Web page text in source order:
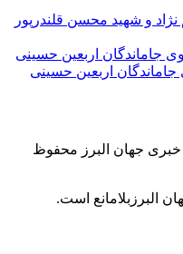
و شهید محسن قلندرپور
اربعین حسینی
خبری جهان البرز محفوظ
البرزبلامانع است.